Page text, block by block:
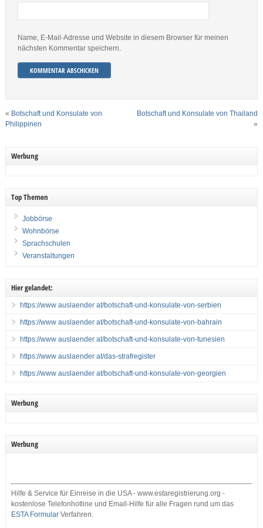
Name, E-Mail-Adresse und Website in diesem Browser für meinen
nächsten Kommentar speichern.
« Botschaft und Konsulate von
Philippinen
Botschaft und Konsulate von Thailand
»
Werbung
Top Themen
Jobbörse
Wohnbörse
Sprachschulen
Veranstaltungen
Hier gelandet:
https://www auslaender at/botschaft-und-konsulate-von-serbien
https://www auslaender at/botschaft-und-konsulate-von-bahrain
https://www auslaender at/botschaft-und-konsulate-von-tunesien
https://www auslaender at/das-strafregister
https://www auslaender at/botschaft-und-konsulate-von-georgien
Werbung
Werbung
Hilfe & Service für Einreise in die USA - www.estaregistrierung.org -
kostenlose Telefonhotline und Email-Hilfe für alle Fragen rund um das
ESTA FormularVerfahren.